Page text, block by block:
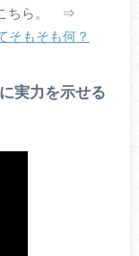
こちら。 ⇒
そもそも何？
実力を示せる